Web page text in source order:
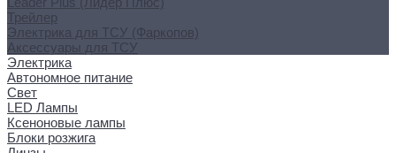
Трейлер
Электрика для ТСУ (Фаркопов)
Аксессуары для ТСУ
Электрика
Автономное питание
Свет
LED Лампы
Ксеноновые лампы
Блоки розжига